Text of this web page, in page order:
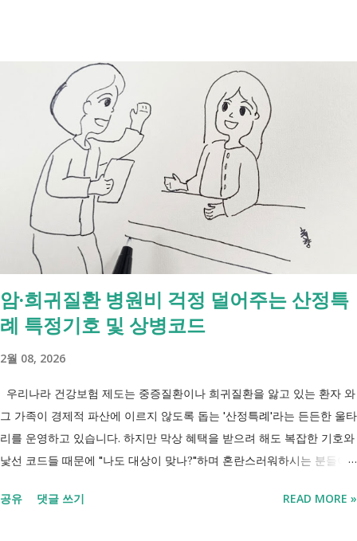
일 발표된 보건복지부 업무계획에 담긴 내용은 무엇인가요? 2027년 보건
복지부의 업무계획에 담긴 장애인관련은 어떤 내용이 있는지 살펴보겠습
니다. 정부 업무계획 내용 추진 시기 3급 단일장애까지 장애인연금 지급
2027년 중증장애인 생계급여 부양의무자 기준 폐지 2027년 하반기 활동
지원서비스 65세 이후 선택권 보장 2027년 7월 최중증 발달장애인 24시
간 긴급돌봄 확대 확대 추진 장애인 공공일자리 지속 확대 계속 추진 ※
업무계획에 담긴 내용으로, 법 개정과 예산 반영 등을 거쳐 시행될 예정
입니다. 부모와 함께 살아도 장애인연금을 받을 수 있을까요? 이번 보건
복지부 업무계획이 발표된 뒤 많은 분들이 질문하셨습니다. "부모와 같이
살면 장애인연금을 받을 수 없나요?" "혼자 살아야만 받을 수 있는 건가
요?" 결론부터 말씀드리면 부모와 함께 거주한다는 이유만으로 장애인연
금을 받을 수 없는 것은 아닙니다. 많은 분들이 이번 업무계획에 포함된
로 생각하기 쉽지만, 두 제도는 지급 기준이 서로 다릅니다. 구분 장애인
연금 생계급여 목적 장애로 인한 ...
암·희귀질환 병원비 걱정 덜어주는 산정특
례 특정기호 및 상병코드
2월 08, 2026
우리나라 건강보험 제도는 중증질환이나 희귀질환을 앓고 있는 환자 와
그 가족이 경제적 파산에 이르지 않도록 돕는 '산정특례'라는 든든한 울타
리를 운영하고 있습니다. 하지만 막상 혜택을 받으려 해도 복잡한 기호와
낯선 코드들 때문에 "나도 대상이 맞나?"하며 혼란스러워하시는 분들이
닙니다. 여러분의 병원비를 90%에서 최대 95%까지 국가가 대신 부담해
공유 댓글 쓰기 READ MORE »